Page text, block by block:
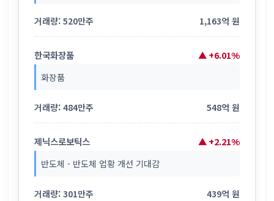
거래량: 520만주 1,163억 원
한국화장품 ▲ +6.01%
화장품
거래량: 484만주 548억 원
제닉스로보틱스 ▲ +2.21%
반도체 - 반도체 업황 개선 기대감
거래량: 301만주 439억 원